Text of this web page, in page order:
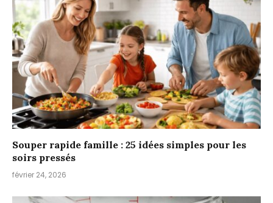
Souper rapide famille : 25 idées simples pour les
soirs pressés
février 24, 2026